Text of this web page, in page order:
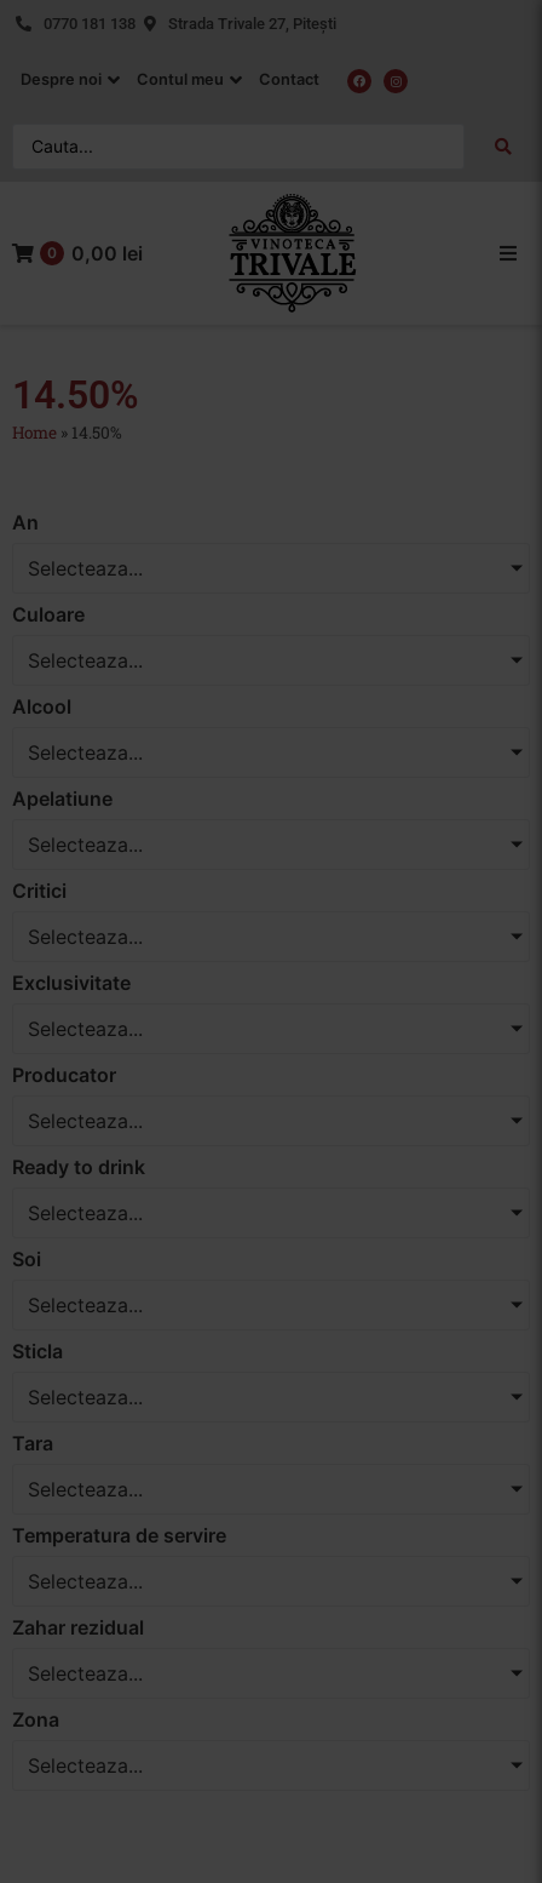
0770 181 138 Strada Trivale 27, Pitești
Despre noi Contul meu Contact
Vin Alb
Vinuri Spumante
Distilate
Accesorii
0 0,00 lei
14.50%
Home » 14.50%
An
Selecteaza...
Culoare
Selecteaza...
Alcool
Selecteaza...
Apelatiune
Selecteaza...
Critici
Selecteaza...
Exclusivitate
Selecteaza...
Producator
Selecteaza...
Ready to drink
Selecteaza...
Soi
Selecteaza...
Sticla
Selecteaza...
Tara
Selecteaza...
Temperatura de servire
Selecteaza...
Zahar rezidual
Selecteaza...
Zona
Selecteaza...